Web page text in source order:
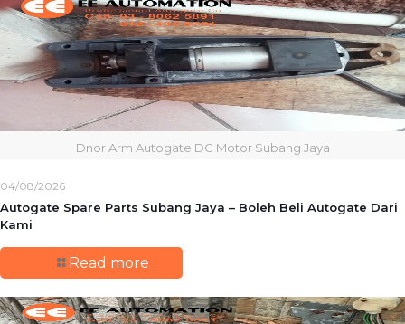
Dnor Arm Autogate DC Motor Subang Jaya
04/08/2026
Autogate Spare Parts Subang Jaya – Boleh Beli Autogate Dari
Kami
Read more